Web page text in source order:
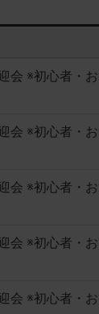
会 ※初心者・
会 ※初心者・
会 ※初心者・
会 ※初心者・
会 ※初心者・